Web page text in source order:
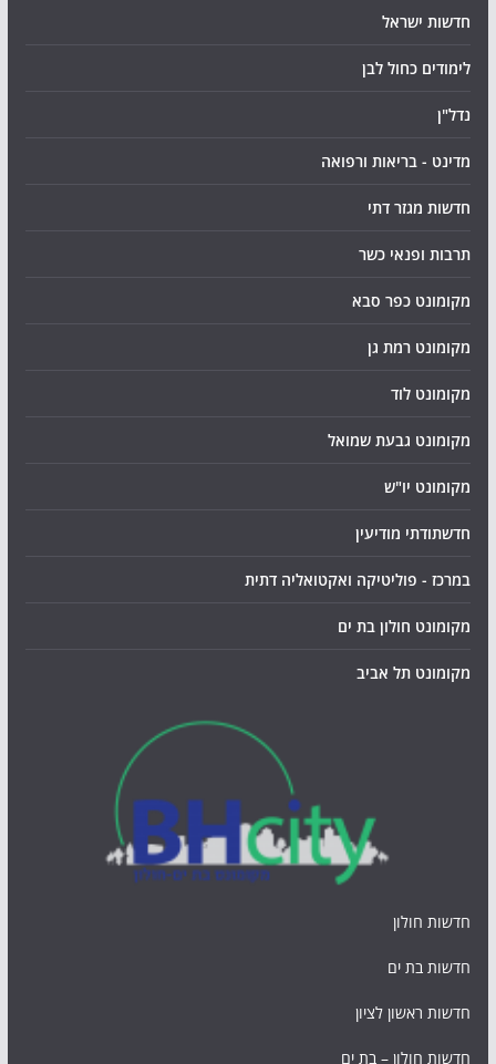
חדשות ישראל
לימודים כחול לבן
נדל"ן
מדינט - בריאות ורפואה
חדשות מגזר דתי
תרבות ופנאי כשר
מקומונט כפר סבא
מקומונט רמת גן
מקומונט לוד
מקומונט גבעת שמואל
מקומונט יו"ש
חדשתודתי מודיעין
במרכז - פוליטיקה ואקטואליה דתית
מקומונט חולון בת ים
מקומונט תל אביב
חדשות חולון
חדשות בת ים
חדשות ראשון לציון
חדשות חולון – בת ים